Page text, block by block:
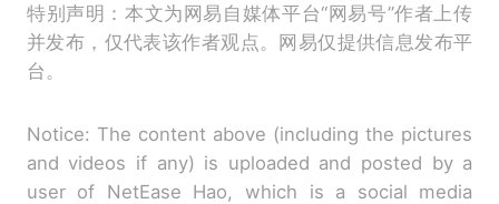
特别声明：本文为网易自媒体平台“网易号”作者上传
并发布，仅代表该作者观点。网易仅提供信息发布平
台。
Notice: The content above (including the pictures
and videos if any) is uploaded and posted by a
user of NetEase Hao, which is a social media